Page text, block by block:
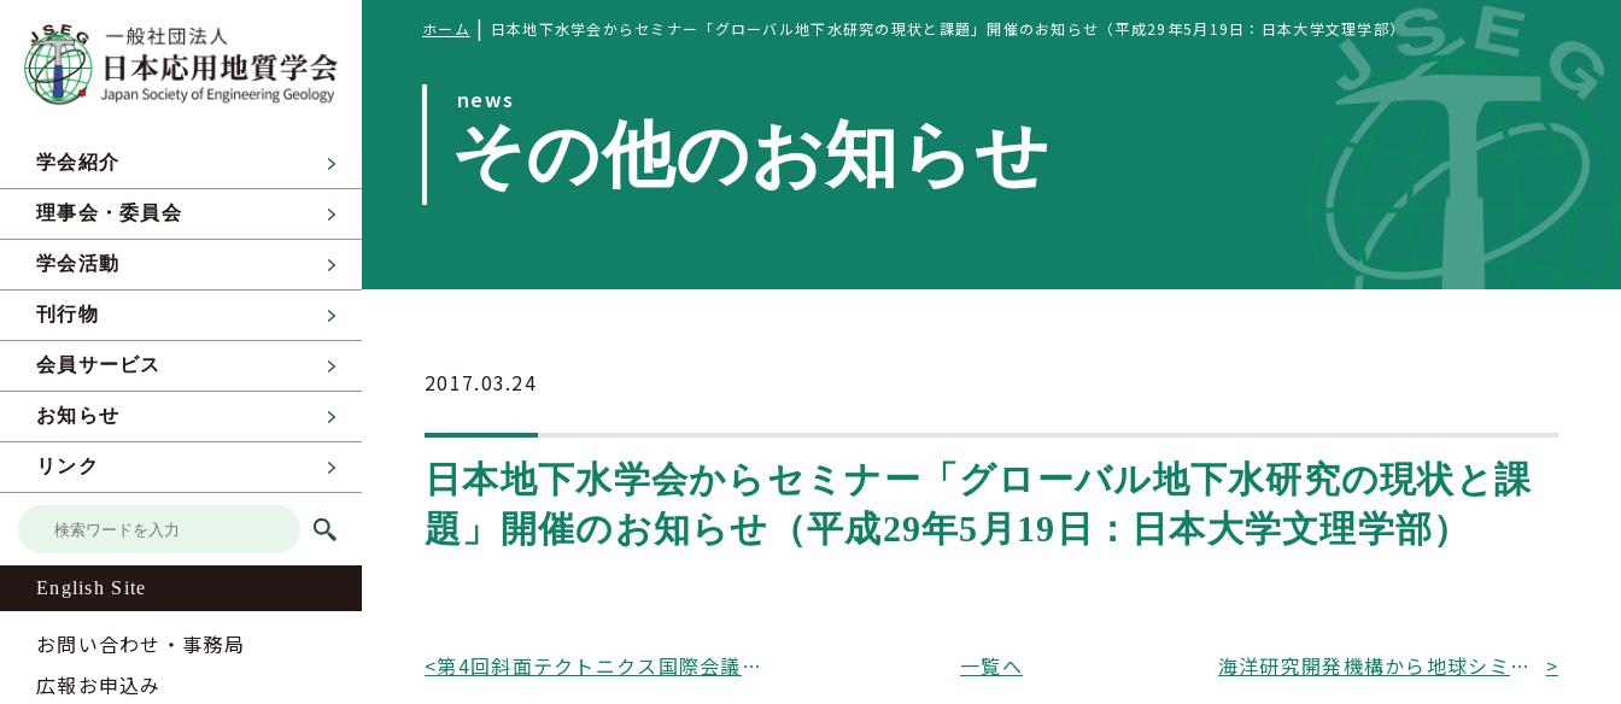
学会紹介
理事会・委員会
学会活動
刊行物
会員サービス
お知らせ
リンク
English Site
お問い合わせ・事務局
広報お申込み
ホーム | 日本地下水学会からセミナー「グローバル地下水研究の現状と課題」開催のお知らせ（平成29年5月19日：日本大学文理学部）
news
その他のお知らせ
2017.03.24
日本地下水学会からセミナー「グローバル地下水研究の現状と課
題」開催のお知らせ（平成29年5月19日：日本大学文理学部）
< 第4回斜面テクトニクス国際会議（The 4th Slope Tectonics Conference）（日本応用地質学会後援）（平成29年10月14日～18日：京都、投稿締切5月31日） 一覧へ 海洋研究開発機構から地球シミュレータ特別推進課題募集のお知らせ（平成29年4月11日17時必着） >